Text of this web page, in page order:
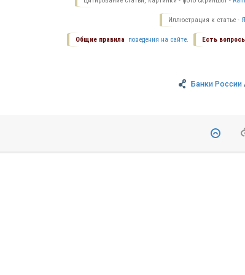
Иллюстрация к статье -
Есть
Общие правила поведения на сайте.
Банки России